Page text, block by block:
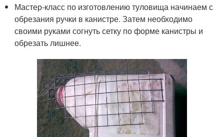
Мастер-класс по изготовлению туловища начинаем с
обрезания ручки в канистре. Затем необходимо
своими руками согнуть сетку по форме канистры и
обрезать лишнее.